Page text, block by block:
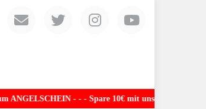
- - - Spare 10€ mit unserem